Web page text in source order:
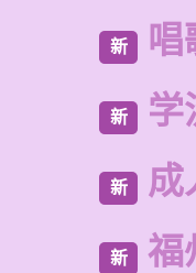
新 唱
新 学
新 成
新 福